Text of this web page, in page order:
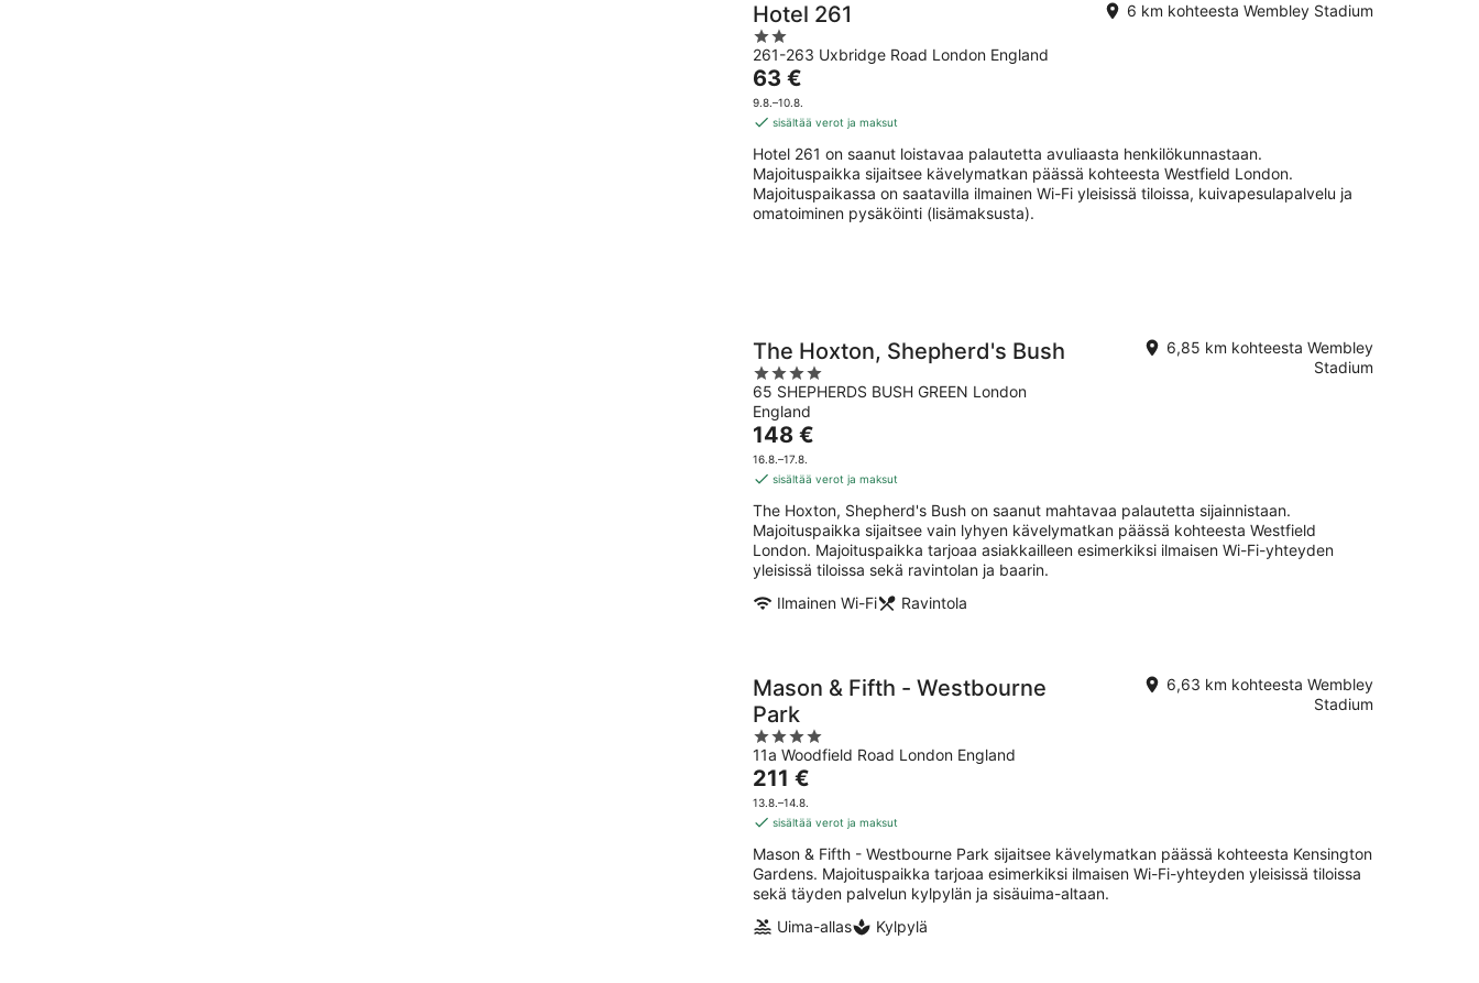
Hotel 261
2
out
of
5
261-263 Uxbridge Road London England
6 km kohteesta Wembley Stadium
Hinta
on
63 €
yö
63 €
9.8.–10.8.
sisältää verot ja maksut
Hotel 261 on saanut loistavaa palautetta avuliaasta henkilökunnastaan.
Majoituspaikka sijaitsee kävelymatkan päässä kohteesta Westfield London.
Majoituspaikassa on saatavilla ilmainen Wi-Fi yleisissä tiloissa, kuivapesulapalvelu ja
omatoiminen pysäköinti (lisämaksusta).
The Hoxton, Shepherd's Bush
4
out
of
5
65 SHEPHERDS BUSH GREEN London
England
6,85 km kohteesta Wembley
Stadium
Hinta
on
148 €
yö
148 €
16.8.–17.8.
sisältää verot ja maksut
The Hoxton, Shepherd's Bush on saanut mahtavaa palautetta sijainnistaan.
Majoituspaikka sijaitsee vain lyhyen kävelymatkan päässä kohteesta Westfield
London. Majoituspaikka tarjoaa asiakkailleen esimerkiksi ilmaisen Wi-Fi-yhteyden
yleisissä tiloissa sekä ravintolan ja baarin.
Ilmainen Wi-Fi
Ravintola
Mason & Fifth - Westbourne
Park
4
out
of
5
11a Woodfield Road London England
6,63 km kohteesta Wembley
Stadium
Hinta
on
211 €
yö
211 €
13.8.–14.8.
sisältää verot ja maksut
Mason & Fifth - Westbourne Park sijaitsee kävelymatkan päässä kohteesta Kensington
Gardens. Majoituspaikka tarjoaa esimerkiksi ilmaisen Wi-Fi-yhteyden yleisissä tiloissa
sekä täyden palvelun kylpylän ja sisäuima-altaan.
Uima-allas
Kylpylä